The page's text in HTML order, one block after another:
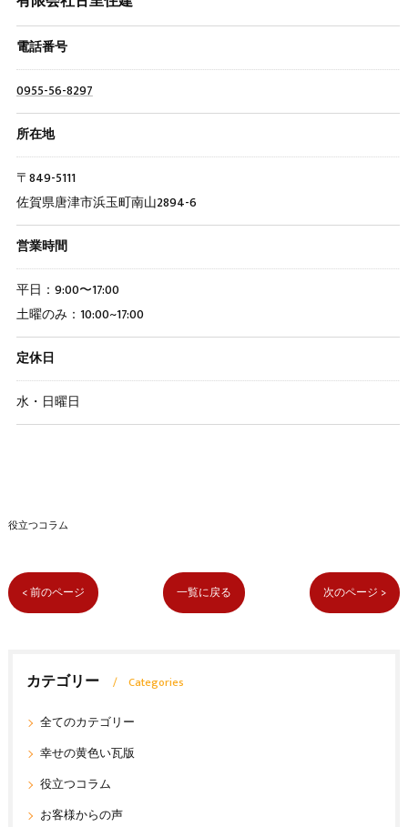
電話番号
0955-56-8297
所在地
〒849-5111
佐賀県唐津市浜玉町南山2894-6
営業時間
平日：9:00〜17:00
土曜のみ：10:00~17:00
定休日
水・日曜日
役立つコラム
< 前のページ 一覧に戻る 次のページ >
カテゴリー Categories
全てのカテゴリー
幸せの黄色い瓦版
役立つコラム
お客様からの声